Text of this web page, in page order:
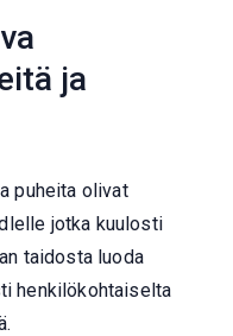
ja
puheita olivat
jotka kuulosti
taidosta luoda
henkilökohtaiselta